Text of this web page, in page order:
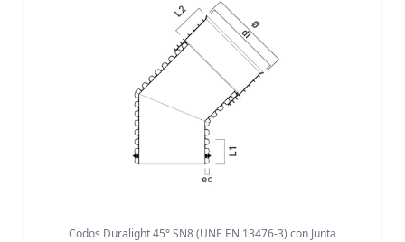
Codos Duralight 45° SN8 (UNE EN 13476-3) con Junta